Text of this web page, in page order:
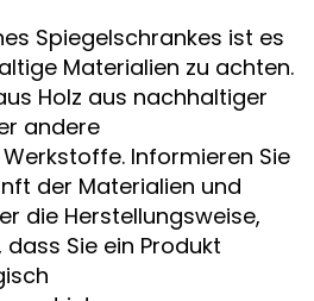
Spiegelschrankes ist es
Materialien zu achten.
Holz aus nachhaltiger
andere
Informieren Sie
der Materialien und
die Herstellungsweise,
Sie ein Produkt